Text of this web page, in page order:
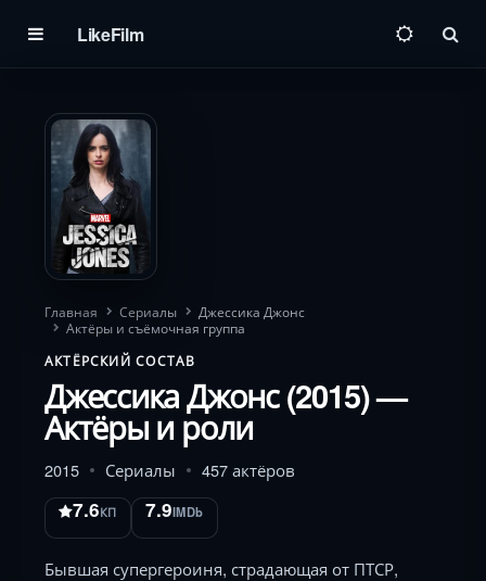
LikeFilm
Главная Сериалы
Джессика Джонс
Актёры и съёмочная группа
АКТЁРСКИЙ СОСТАВ
Джессика Джонс (2015) —
Актёры и роли
2015 Сериалы 457 актёров
7.6КП 7.9IMDb
Бывшая супергероиня, страдающая от ПТСР,